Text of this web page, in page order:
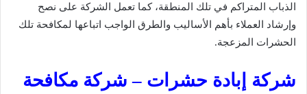
الذباب المتراكم في تلك المنطقة، كما تعمل الشركة على نصح
وإرشاد العملاء بأهم الأساليب والطرق الواجب اتباعها لمكافحة تلك
الحشرات المزعجة.
شركة إبادة حشرات – شركة مكافحة